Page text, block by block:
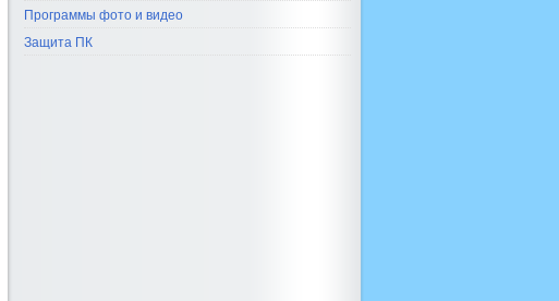
Программы фото и видео
Защита ПК